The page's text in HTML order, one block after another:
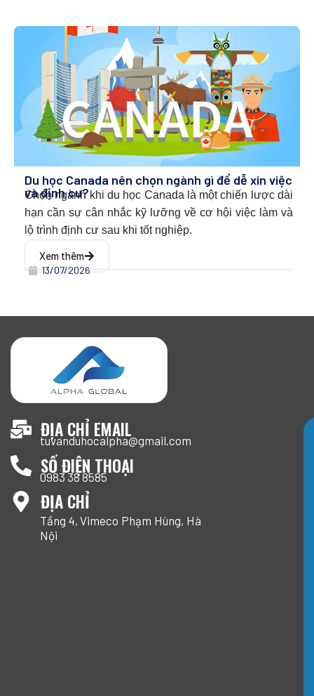
Du học Canada nên chọn ngành gì để dễ xin việc
và định cư?
Chọn ngành khi du học Canada l à một chiến lược dài
hạn cần sự cân nhắc kỹ lưỡng về cơ hội việc làm và
lộ trình định cư sau khi tốt nghiệp.
Xem thêm
13/07/2026
ĐỊA CHỈ EMAIL
tuvanduhocalpha@gmail.com
SỐ ĐIỆN THOẠI
0983 38 8585
ĐỊA CHỈ
Tầng 4, Vimeco Phạm Hùng, Hà
Nội